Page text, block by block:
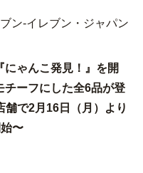
ン‐イレブン・ジャパン
ゃんこ発見！』を開
チーフにした全6品が登
舗で2月16日（月）より
〜